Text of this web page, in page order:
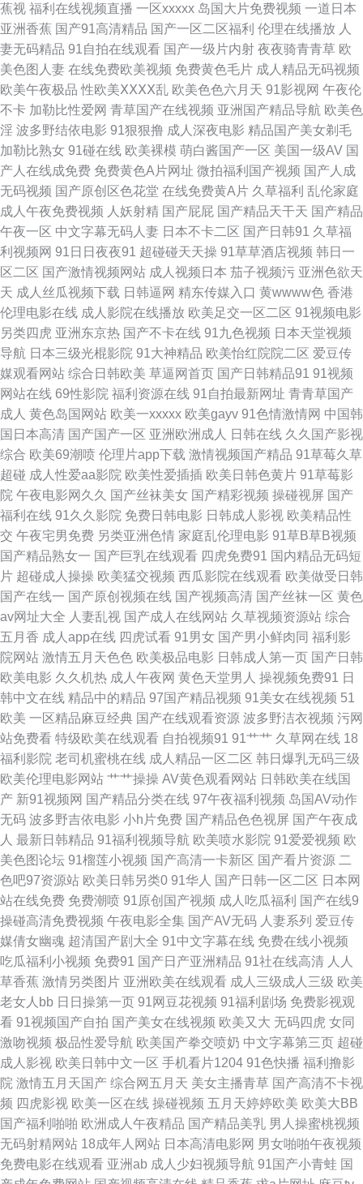
第一滴血4高清 91大片免费观看视频 女人的抉择 91限制级干顶级美女 天天
vip电影网 黑丝美女网站 91破解版免费观看 欧美区在线 草莓视频app电脑在
线看 性福岛入口 海角91 91学生妹免费 日韩丝袜无码 操38 欧美成人精品日
韩高清 九一传媒影视传媒官网 A黄 91撸啊撸射看片91 搜索电影免费 蜜桃丰
满的性爱午夜 国产美女网站 传媒视频高清一区传媒 91美女操逼 大香蕉青青
艹 91精品专区 亚洲黄色小说网站 五月天AV免费影院 日韩九一免费在线观看
美女视频国产 国产tv 韩日精品视频 91视频观看% 91视频草草 91操憋 avtt男
人的天堂 91大神片子 91午夜在线视频 少妇精品一区二区 玖玖久久 福利短片
91黄在线观看永久免费版 五月丁香综合啪啪成人 欧美性精品国产 国产精品
自拍网五月丁香 91唐伯虎视频 亚洲久久青青综合 欧美性爱综合网 高清午夜
福利影院 97亚色 91传媒在线入口观看播放 成人鲁 91一区二群 91在线永久
免费观看网站 91prontv 无码人妻一区二区三区 浮力影院最新路线址 91视频
在线观看完整版 91后入极品JK衣空 亚洲啪啪网 青青影视 网页黄 男人的天堂
特级a黄 免费电影院网站大全97 九九热精品免费观看 国产精品视频一二三
国产高清91 99拍99视频 豆花福利社 91性爱直播 91豆花入 色小孩导航福利
日韩蜜桃 嫩草影院 花蝴蝶高清视频免费播放 欧美成人和谐 免费不卡地肏屄
片 久久久久久久久久久久免费 无人区国语百度影音 91福利是看爽片 91av直
播 97超碰在线人妻 91福利视频在线观看 18艹 香蕉毛片视频 日本动漫网 欧
洲精品www 九九久久 aa午夜 91看片下載 无人区免费观看高清完整版 91久
久精品无码 91东京热一区 91黄色看片软件 天天综合视频 免费一级 色色自拍
69精品 99视频私拍在线 国产自拍第四页 国产麻豆福利电影 免费国产 樱花视
频 国产成人天天操 欧美日韩干 网站免费黄 91黄色片库网 97资源免费视频
色大成成人网站 91传媒视频 97久久地址 在线视频播放免费网站 97超碰资源
国产喷白浆精品一区 欧美成人免费网站 无人高清在线观看全集 91熟妇偷情
脏话对白 国产第18页 欧美久久免费 精品九九九 91z在线视频 91尤物福利视
频 国产亚洲欧美精品永久 野花在线观看播放免费 欧美成人精品精品 亚洲偷
少妇 91桃色www 福利AVAV 久久久久精 日本A黄 91吃瓜抖阴 91资源在线视
频 福利丝袜AVAV导航 欧美精品久久久 午夜影视在线观看免费 91看片入口
肛交网站 欧美乱轮视频 香蕉99网站 91极品探花 白丝被艹 黄wwwww 四虎亚
蕉视 福利在线视频直播 一区xxxxx 岛国大片免费视频 一道日本
亚洲香蕉 国产91高清精品 国产一区二区福利 伦理在线播放 人
妻无码精品 91自拍在线观看 国产一级片内射 夜夜骑青青草 欧
美色图人妻 在线免费欧美视频 免费黄色毛片 成人精品无码视频
欧美午夜极品 性欧美ⅩⅩⅩⅩ乱 欧美色色六月天 91影视网 午夜伦
不卡 加勒比性爱网 青草国产在线视频 亚洲国产精品导航 欧美色
淫 波多野结依电影 91狠狠撸 成人深夜电影 精品国产美女剃毛
加勒比熟女 91碰在线 欧美裸模 萌白酱国产一区 美国一级AV 国
产人在线成免费 免费黄色A片网址 微拍福利国产视频 国产人成
无码视频 国产原创区色花堂 在线免费黄A片 久草福利 乱伦家庭
成人午夜免费视频 人妖射精 国产屁屁 国产精品天干天 国产精品
午夜一区 中文字幕无码人妻 日本不卡二区 国产日韩91 久草福
利视频网 91日日夜夜91 超碰碰天天操 91草草酒店视频 韩日一
区二区 国产激情视频网站 成人视频日本 茄子视频污 亚洲色欲天
天 成人丝瓜视频下载 日韩逼网 精东传媒入口 黄wwww色 香港
伦理电影在线 成人影院在线播放 欧美足交一区二区 91视频电影
另类四虎 亚洲东京热 国产不卡在线 91九色视频 日本天堂视频
导航 日本三级光棍影院 91大神精品 欧美怡红院院二区 爱豆传
媒观看网站 综合日韩欧美 草逼网首页 国产日韩精品91 91视频
网站在线 69性影院 福利资源在线 91自拍最新网址 青青草国产
成人 黄色岛国网站 欧美一xxxxx 欧美gayv 91色情激情网 中国韩
国日本高清 国产国产一区 亚洲欧洲成人 日韩在线 久久国产影视
综合 欧美69潮喷 伦理片app下载 激情视频国产精品 91草莓久草
超碰 成人性爱aa影院 欧美性爱插插 欧美日韩色黄片 91草莓影
院 午夜电影网久久 国产丝袜美女 国产精彩视频 操碰视屏 国产
福利在线 91久久影院 免费日韩电影 日韩成人影视 欧美精品性
交 午夜宅男免费 另类亚洲色情 家庭乱伦理电影 91草B草B视频
国产精品熟女一 国产巨乳在线观看 四虎免费91 国内精品无码短
片 超碰成人操操 欧美猛交视频 西瓜影院在线观看 欧美做受日韩
国产在线一 国产原创视频在线 国产视频高清 国产丝袜一区 黄色
av网址大全 人妻乱视 国产成人在线网站 久草视频资源站 综合
五月香 成人app在线 四虎试看 91男女 国产男小鲜肉同 福利影
院网站 激情五月天色色 欧美极品电影 日韩成人第一页 国产日韩
欧美电影 久久机热 成人午夜网 黄色天堂男人 操视频免费91 日
韩中文在线 精品中的精品 97国产精品视频 91美女在线视频 51
欧美 一区精品麻豆经典 国产在线观看资源 波多野洁衣视频 污网
站免费看 特级欧美在线观看 自拍视频91 91艹艹 久草网在线 18
福利影院 老司机蜜桃在线 成人精品一区二区 韩日爆乳无码三级
欧美伦理电影网站 艹艹操操 AV黄色观看网站 日韩欧美在线国
产 新91视频网 国产精品分类在线 97午夜福利视频 岛国AV动作
无码 波多野吉依电影 小h片免费 国产精品色色视屏 国产午夜成
人 最新日韩精品 91福利视频导航 欧美喷水影院 91爱爱视频 欧
美色图论坛 91榴莲小视频 国产高清一卡新区 国产看片资源 二
色吧97资源站 欧美日韩另类0 91华人 国产日韩一区二区 日本网
站在线免费 免费潮喷 91原创国产视频 成人吃瓜福利 国产在线9
操碰高清免费视频 午夜电影全集 国产AV无码 人妻系列 爱豆传
媒倩女幽魂 超清国产剧大全 91中文字幕在线 免费在线小视频
吃瓜福利小视频 免费91 国产日产亚洲精品 91社在线高清 人人
草香蕉 激情另类图片 亚洲欧美在线观看 成人三级成人三级 欧美
老女人bb 日日操第一页 91网豆花视频 91福利剧场 免费影视观
看 91视频国产自拍 国产美女在线视频 欧美又大 无码四虎 女同
激吻视频 极品性爱导航 欧美国产拳交喷奶 中文字幕第三页 超碰
成人影视 欧美日韩中文一区 手机看片1204 91色快播 福利撸影
院 激情五月天国产 综合网五月天 美女主播青草 国产高清不卡视
频 四虎影视 欧美一区在线 操碰视频 五月天婷婷欧美 欧美大BB
国产福利啪啪 欧洲成人午夜精品 国产精品美乳 男人操蜜桃视频
无码射精网站 18成年人网站 日本高清电影网 男女啪啪午夜视频
免费电影在线观看 亚洲ab 成人少妇视频导航 91国产小青蛙 国